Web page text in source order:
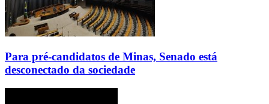
Para pré-candidatos de Minas, Senado está
desconectado da sociedade